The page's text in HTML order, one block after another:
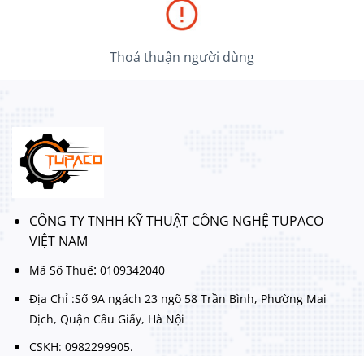
Thoả thuận người dùng
CÔNG TY TNHH KỸ THUẬT CÔNG NGHỆ TUPACO
VIỆT NAM
Mã Số Thuế: 0109342040
Địa Chỉ :Số 9A ngách 23 ngõ 58 Trần Bình, Phường Mai
Dịch, Quận Cầu Giấy, Hà Nội
CSKH: 0982299905.